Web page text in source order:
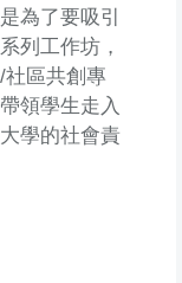
為了要吸引
列工作坊，
區共創專
領學生走入
學的社會責